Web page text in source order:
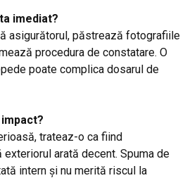
imediat?
asigurătorul, păstrează fotografiile
procedura de constatare. O
poate complica dosarul de
trateaz-o ca fiind
arată decent. Spuma de
intern și nu merită riscul la